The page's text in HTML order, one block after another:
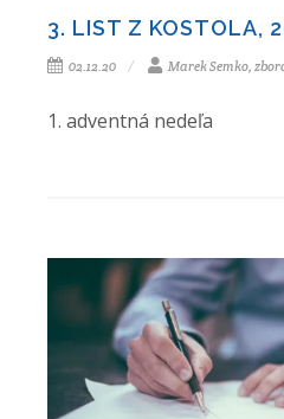
3. LIST Z KOSTOLA,
02.12.20 Marek Semko,
1. adventná nedeľa